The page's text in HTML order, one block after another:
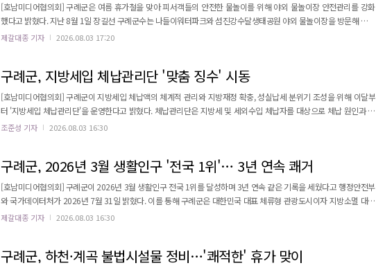
[호남미디어협의회] 구례군은 여름 휴가철을 맞아 피서객들의 안전한 물놀이를 위해 야외 물놀이장 안전관리를 강화
했다고 밝혔다. 지난 8월 1일 장길선 구례군수는 나들이워터파크와 섬진강수달생태공원 야외 물놀이장을 방문해 시설
물 관리 상태와 안전관리 실태를 직접 점검했다. 이번 점검은 여름철 물놀이 이용객 증가와 지속되는 폭염에 대비해 안
제갈대종 기자 2026.08.03 17:20
구례군, 지방세입 체납관리단 '맞춤 징수' 시동
[호남미디어협의회] 구례군이 지방세입 체납액의 체계적 관리와 지방재정 확충, 성실납세 분위기 조성을 위해 이달부
터 '지방세입 체납관리단'을 운영한다고 밝혔다. 체납관리단은 지방세 및 세외수입 체납자를 대상으로 체납 원인과 납
부 능력을 다각도로 분석하고, 체납 유형별 맞춤형 징수 활동을 추진할 계획이다. 이를 위해 구례군은 기간제근로자 2
조준성 기자 2026.08.03 16:30
구례군, 2026년 3월 생활인구 '전국 1위'… 3년 연속 쾌거
[호남미디어협의회] 구례군이 2026년 3월 생활인구 전국 1위를 달성하며 3년 연속 같은 기록을 세웠다고 행정안전부
와 국가데이터처가 2026년 7월 31일 밝혔다. 이를 통해 구례군은 대한민국 대표 체류형 관광도시이자 지방소멸 대응
선도지역으로서 다시 한번 주목받고 있다. 발표된 자료에 따르면 구례군은 2026년 3월 등록인구 대비 체류인구 비율
제갈대종 기자 2026.08.03 16:30
구례군, 하천·계곡 불법시설물 정비…'쾌적한' 휴가 맞이